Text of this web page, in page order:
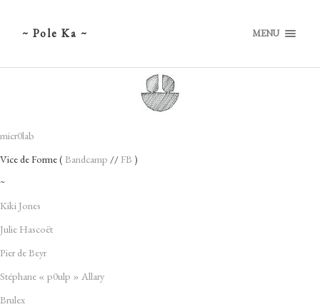
~ Pole Ka ~ MENU
micr0lab
Vice de Forme ( Bandcamp // FB )
~
Kiki Jones
Julie Hascoët
Pier de Beyr
Stéphane « p0ulp » Allary
Brulex